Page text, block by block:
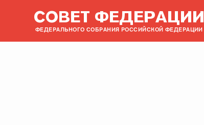
СОВЕТ ФЕДЕРАЦИИ
ФЕДЕРАЛЬНОГО СОБРАНИЯ РОССИЙСКОЙ ФЕДЕРАЦИИ